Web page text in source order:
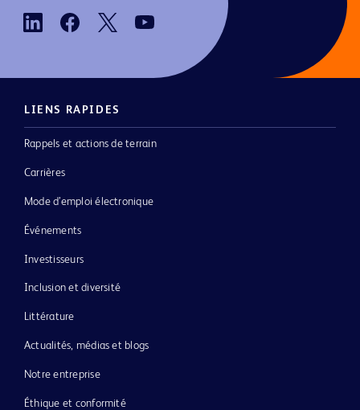
LIENS RAPIDES
Rappels et actions de terrain
Carrières
Mode d’emploi électronique
Événements
Investisseurs
Inclusion et diversité
Littérature
Actualités, médias et blogs
Notre entreprise
Éthique et conformité